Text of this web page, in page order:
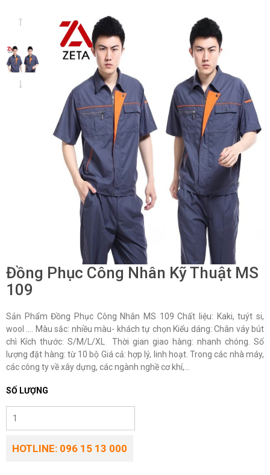
Đồng Phục Công Nhân Kỹ Thuật MS
109
Sản Phẩm Đồng Phục Công Nhân MS 109 Chất liệu: Kaki, tuýt si,
wool …. Màu sắc: nhiều màu- khách tự chọn Kiểu dáng: Chân váy bút
chì Kích thước: S/M/L/XL Thời gian giao hàng: nhanh chóng. Số
lượng đặt hàng: từ 10 bộ Giá cả: hợp lý, linh hoạt. Trong các nhà máy,
các công ty về xây dựng, các ngành nghề cơ khí,...
SỐ LƯỢNG
HOTLINE: 096 15 13 000